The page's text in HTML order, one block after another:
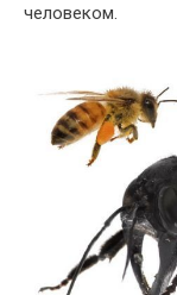
человеком.